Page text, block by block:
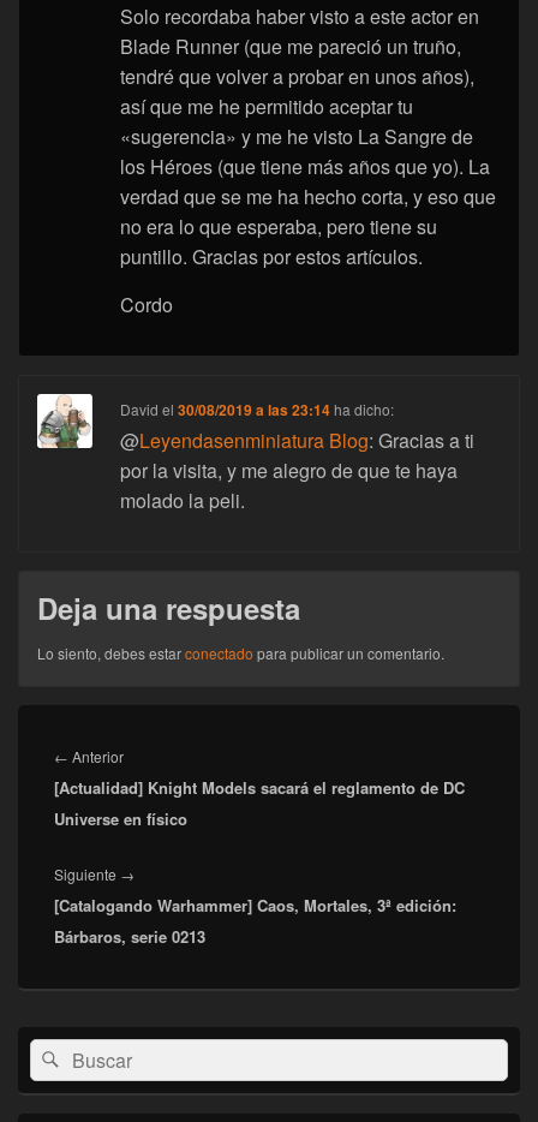
Solo recordaba haber visto a este actor en
Blade Runner (que me pareció un truño,
tendré que volver a probar en unos años),
así que me he permitido aceptar tu
«sugerencia» y me he visto La Sangre de
los Héroes (que tiene más años que yo). La
verdad que se me ha hecho corta, y eso que
no era lo que esperaba, pero tiene su
puntillo. Gracias por estos artículos.
Cordo
David el30/08/2019 a las 23:14 ha dicho:
@Leyendasenminiatura Blog: Gracias a ti
por la visita, y me alegro de que te haya
molado la peli.
Deja una respuesta
Lo siento, debes estarconectado para publicar un comentario.
de
entradas
← AnteriorEntrada
anterior:
[Actualidad] Knight Models sacará el reglamento de DC
Universe en físico
Siguiente →
siguiente:
[Catalogando Warhammer] Caos, Mortales, 3ª edición:
Bárbaros, serie 0213
área
de
widget
Buscar
por:
Buscar